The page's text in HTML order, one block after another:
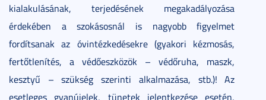
kialakulásának, terjedésének megakadályozása
érdekében a szokásosnál is nagyobb figyelmet
fordítsanak az óvintézkedésekre (gyakori kézmosás,
fertőtlenítés, a védőeszközök – védőruha, maszk,
kesztyű – szükség szerinti alkalmazása, stb.)! Az
esetleges gyanújelek, tünetek jelentkezése esetén,